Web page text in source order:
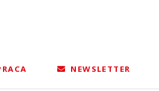
NEWSLETTER